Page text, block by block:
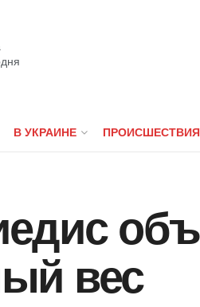
В УКРАИНЕ ПРОИСШЕСТВИЯ
вес